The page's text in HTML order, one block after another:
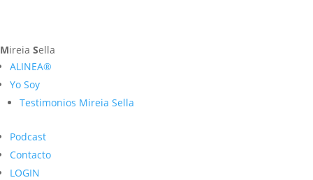
Mireia Sella
ALINEA®
Yo Soy
Testimonios Mireia Sella
Podcast
Contacto
LOGIN